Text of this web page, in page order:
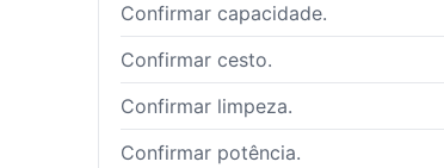
Confirmar capacidade.
Confirmar cesto.
Confirmar limpeza.
Confirmar potência.